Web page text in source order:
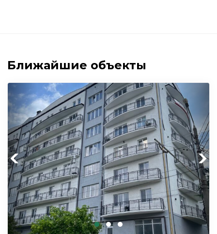
Ближайшие объекты
Previous Next